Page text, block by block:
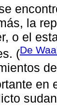
la
o el
(De
en